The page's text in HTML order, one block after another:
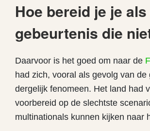
Hoe bereid je je
gebeurtenis die
Daarvoor is het goed om naar de
had zich, vooral als gevolg van
dergelijk fenomeen. Het land had
voorbereid op de slechtste
multinationals kunnen kijken naar